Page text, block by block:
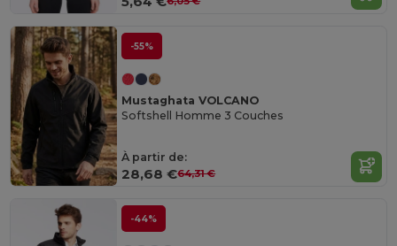
-55%
Mustaghata VOLCANO
Softshell Homme 3 Couches
À partir de:
28,68 €64,31 €
-44%